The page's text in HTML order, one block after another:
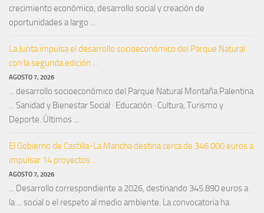
crecimiento económico, desarrollo social y creación de
oportunidades a largo ...
La Junta impulsa el desarrollo socioeconómico del Parque Natural
con la segunda edición ...
AGOSTO 7, 2026
... desarrollo socioeconómico del Parque Natural Montaña Palentina.
... Sanidad y Bienestar Social · Educación · Cultura, Turismo y
Deporte. Últimos ...
El Gobierno de Castilla-La Mancha destina cerca de 346.000 euros a
impulsar 14 proyectos ...
AGOSTO 7, 2026
... Desarrollo correspondiente a 2026, destinando 345.890 euros a
la ... social o el respeto al medio ambiente. La convocatoria ha